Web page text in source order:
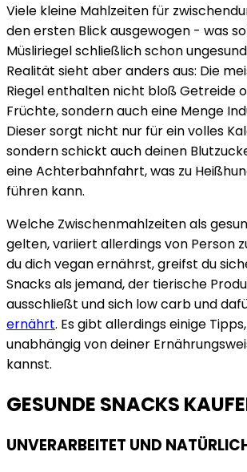
Viele kleine Mahlzeiten für
den ersten Blick ausgewogen - was
Müsliriegel schließlich schon
Realität sieht aber anders aus: Die
Riegel enthalten nicht bloß Getreide
Früchte, sondern auch eine Menge
Dieser sorgt nicht nur für ein volles
sondern schickt auch deinen
eine Achterbahnfahrt, was zu
führen kann.
Welche Zwischenmahlzeiten als
gelten, variiert allerdings von Person
du dich vegan ernährst, greifst du
Snacks als jemand, der tierische
ausschließt und sich low carb und
ernährt. Es gibt allerdings einige
unabhängig von deiner
kannst.
GESUNDE SNACKS
UNVERARBEITET UND